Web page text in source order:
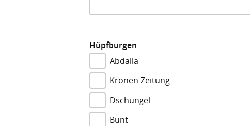
Hüpfburgen
Abdalla
Kronen-Zeitung
Dschungel
Bunt